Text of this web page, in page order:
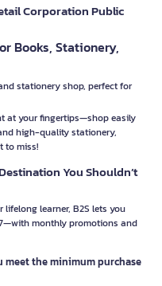
Corporation Public
Books, Stationery,
stationery shop, perfect for
at your fingertips—shop easily
high-quality stationery,
to miss!
You Shouldn’t
learner, B2S lets you
monthly promotions and
the minimum purchase